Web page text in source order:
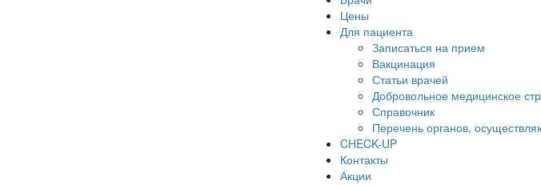
Цены
Для пациента
Записаться на прием
Вакцинация
Статьи врачей
Добровольное медицинское
Справочник
Перечень органов,
CHECK-UP
Контакты
Акции